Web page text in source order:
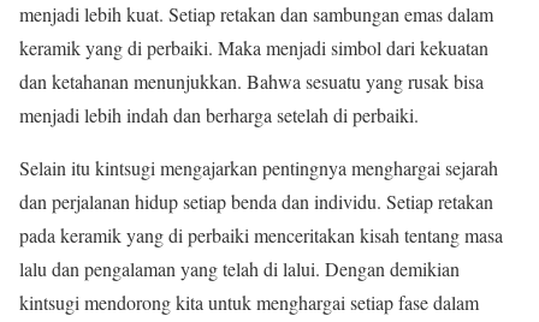
menjadi lebih kuat. Setiap retakan dan sambungan emas dalam
keramik yang di perbaiki. Maka menjadi simbol dari kekuatan
dan ketahanan menunjukkan. Bahwa sesuatu yang rusak bisa
menjadi lebih indah dan berharga setelah di perbaiki.
Selain itu kintsugi mengajarkan pentingnya menghargai sejarah
dan perjalanan hidup setiap benda dan individu. Setiap retakan
pada keramik yang di perbaiki menceritakan kisah tentang masa
lalu dan pengalaman yang telah di lalui. Dengan demikian
kintsugi mendorong kita untuk menghargai setiap fase dalam